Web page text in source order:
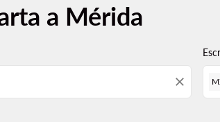
a Mérida
close